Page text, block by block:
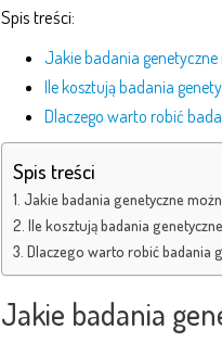
Spis treści:
Jakie badania
Ile kosztują badania
Dlaczego warto robić
Spis treści
Jakie badania genetyczne
Ile kosztują badania
Dlaczego warto robić badania
Jakie badania